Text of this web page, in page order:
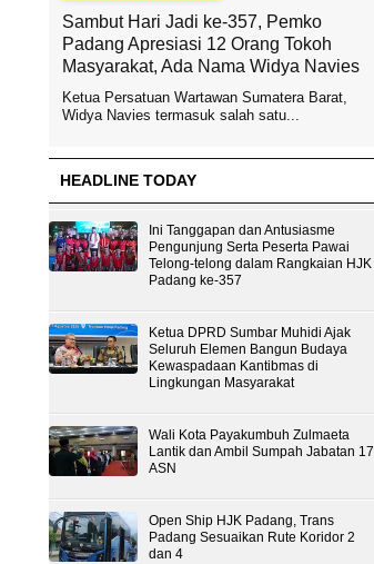
Sambut Hari Jadi ke-357, Pemko
Padang Apresiasi 12 Orang Tokoh
Masyarakat, Ada Nama Widya Navies
Ketua Persatuan Wartawan Sumatera Barat,
Widya Navies termasuk salah satu...
HEADLINE TODAY
Ini Tanggapan dan Antusiasme
Pengunjung Serta Peserta Pawai
Telong-telong dalam Rangkaian HJK
Padang ke-357
Ketua DPRD Sumbar Muhidi Ajak
Seluruh Elemen Bangun Budaya
Kewaspadaan Kantibmas di
Lingkungan Masyarakat
Wali Kota Payakumbuh Zulmaeta
Lantik dan Ambil Sumpah Jabatan 17
ASN
Open Ship HJK Padang, Trans
Padang Sesuaikan Rute Koridor 2
dan 4